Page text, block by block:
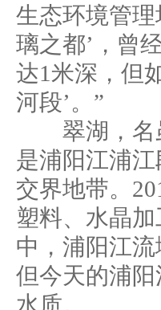
生态环境管
璃之都’，曾
达1米深，但
河段’。”
翠湖，名虽
是浦阳江浦
交界地带。
塑料、水晶
中，浦阳江
但今天的浦
水质。